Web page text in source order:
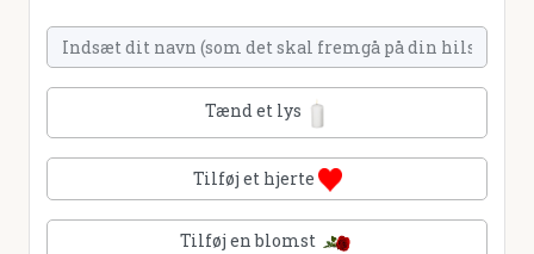
Tænd et lys
Tilføj et hjerte
Tilføj en blomst